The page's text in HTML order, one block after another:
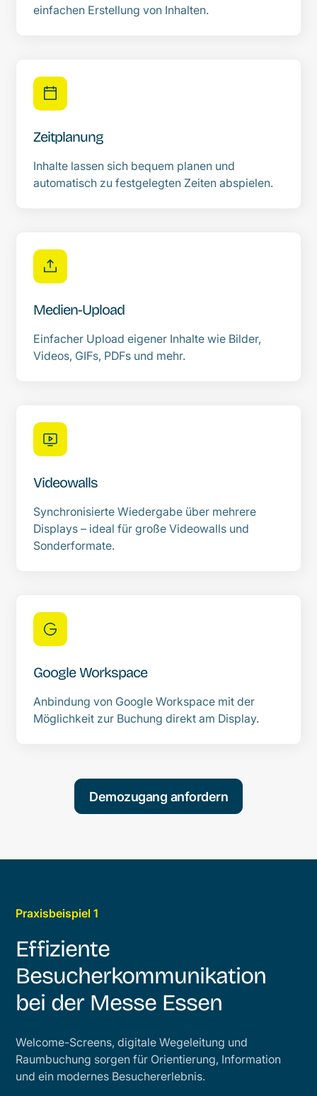
einfachen Erstellung von Inhalten.
Zeitplanung
Inhalte lassen sich bequem planen und
automatisch zu festgelegten Zeiten abspielen.
Medien-Upload
Einfacher Upload eigener Inhalte wie Bilder,
Videos, GIFs, PDFs und mehr.
Videowalls
Synchronisierte Wiedergabe über mehrere
Displays – ideal für große Videowalls und
Sonderformate.
Google Workspace
Anbindung von Google Workspace mit der
Möglichkeit zur Buchung direkt am Display.
Demozugang anfordern
Praxisbeispiel1
Effiziente
Besucherkommunikation
bei der Messe Essen
Welcome-Screens, digitale Wegeleitung und
Raumbuchung sorgen für Orientierung, Information
und ein modernes Besuchererlebnis.